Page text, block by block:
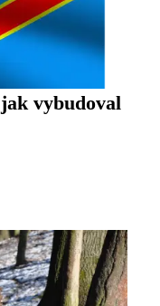
vybudoval